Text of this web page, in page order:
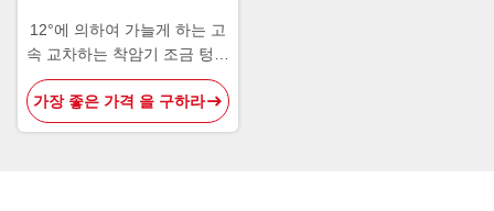
12°에 의하여 가늘게 하는 고
속 교차하는 착암기 조금 텅스
텐 탄화물 절단 도구
가장 좋은 가격 을 구하라